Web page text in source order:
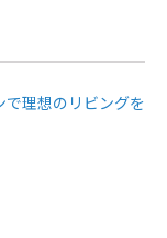
で理想のリビングを